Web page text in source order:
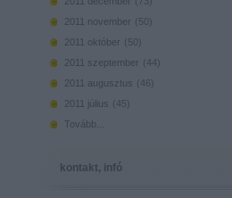
2011 november ( 50)
2011 október ( 50)
2011 szeptember ( 44)
2011 augusztus ( 46 )
2011 július ( 45)
Tovább
kontakt, infó